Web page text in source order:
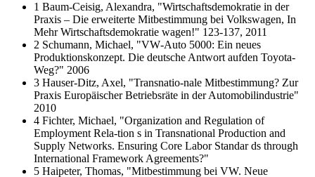
1 Baum‐Ceisig, Alexandra, "Wirtschaftsdemokratie in der
Praxis – Die erweiterte Mitbestimmung bei Volkswagen, In
Mehr Wirtschaftsdemokratie wagen!" 123-137, 2011
2 Schumann, Michael, "VW‐Auto 5000: Ein neues
Produktionskonzept. Die deutsche Antwort aufden Toyota‐
Weg?" 2006
3 Hauser‐Ditz, Axel, "Transnatio‐nale Mitbestimmung? Zur
Praxis Europäischer Betriebsräte in der Automobilindustrie"
2010
4 Fichter, Michael, "Organization and Regulation of
Employment Rela‐tion s in Transnational Production and
Supply Networks. Ensuring Core Labor Standar ds through
International Framework Agreements?"
5 Haipeter, Thomas, "Mitbestimmung bei VW. Neue